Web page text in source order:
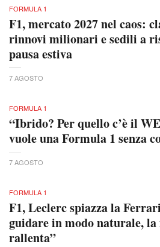
FORMULA 1
F1, mercato 2027 nel caos:
rinnovi milionari e sedili a
pausa estiva
7 AGOSTO
FORMULA 1
“Ibrido? Per quello c’è il
vuole una Formula 1 senza
7 AGOSTO
FORMULA 1
F1, Leclerc spiazza la
guidare in modo naturale,
rallenta”